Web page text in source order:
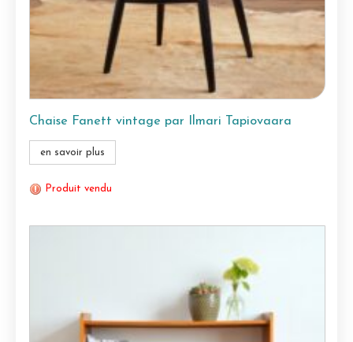
Chaise Fanett vintage par Ilmari Tapiovaara
en savoir plus
Produit vendu